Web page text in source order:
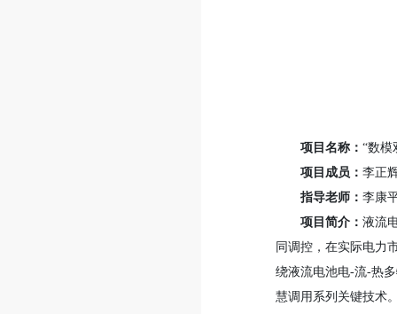
项目名称： “数模
项目成员： 李正
指导老师： 李康
项目简介： 液流
同调控，在实际电力
绕液流电池电-流-热
慧调用系列关键技术